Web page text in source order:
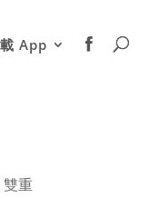
App
重